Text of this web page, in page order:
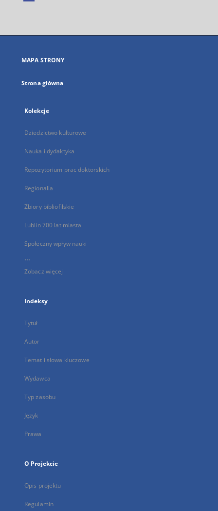
się
karcie
MAPA STRONY
Strona główna
Kolekcje
Dziedzictwo kulturowe
Nauka i dydaktyka
Repozytorium prac doktorskich
Regionalia
Zbiory bibliofilskie
Lublin 700 lat miasta
Społeczny wpływ nauki
...
Zobacz więcej
Indeksy
Tytuł
Autor
Temat i słowa kluczowe
Wydawca
Typ zasobu
Język
Prawa
O Projekcie
Opis projektu
Regulamin